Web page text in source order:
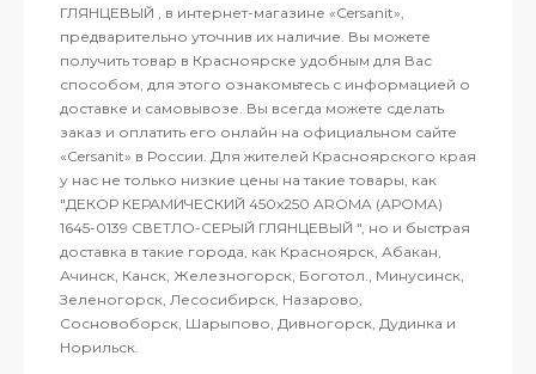
ГЛЯНЦЕВЫЙ , в интернет-магазине «Cersanit»,
предварительно уточнив их наличие. Вы можете
получить товар в Красноярске удобным для Вас
способом, для этого ознакомьтесь с информацией о
доставке и самовывозе. Вы всегда можете сделать
заказ и оплатить его онлайн на официальном сайте
«Cersanit» в России. Для жителей Красноярского края
у нас не только низкие цены на такие товары, как
"ДЕКОР КЕРАМИЧЕСКИЙ 450х250 AROMA (АРОМА)
1645-0139 СВЕТЛО-СЕРЫЙ ГЛЯНЦЕВЫЙ ", но и быстрая
доставка в такие города, как Красноярск, Абакан,
Ачинск, Канск, Железногорск, Боготол., Минусинск,
Зеленогорск, Лесосибирск, Назарово,
Сосновоборск, Шарыпово, Дивногорск, Дудинка и
Норильск.